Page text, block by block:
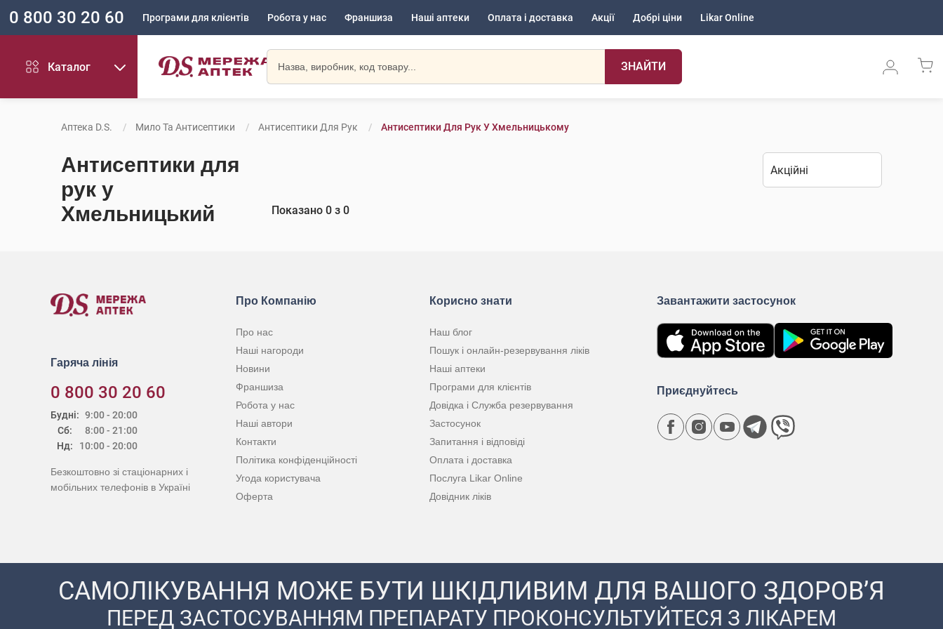
0 800 30 20 60 Програми для клієнтів Робота у нас Франшиза Наші аптеки Оплата і доставка Акції Добрі ціни Likar Online
Каталог ЗНАЙТИ
Аптека D.S. Мило Та Антисептики Антисептики Для Рук Антисептики Для Рук У Хмельницькому
Антисептики для
рук у
Хмельницький
Показано 0 з 0
Гаряча лінія
0 800 30 20 60
Будні:
Сб:
Нд:
9:00 - 20:00
8:00 - 21:00
10:00 - 20:00
Безкоштовно зі стаціонарних і
мобільних телефонів в Україні
Про Компанію
Про нас
Наші нагороди
Новини
Франшиза
Робота у нас
Наші автори
Контакти
Політика конфіденційності
Угода користувача
Оферта
Корисно знати
Наш блог
Пошук і онлайн-резервування ліків
Наші аптеки
Програми для клієнтів
Довідка і Служба резервування
Застосунок
Запитання і відповіді
Оплата і доставка
Послуга Likar Online
Довідник ліків
Завантажити застосунок
Приєднуйтесь
САМОЛІКУВАННЯ МОЖЕ БУТИ ШКІДЛИВИМ ДЛЯ ВАШОГО ЗДОРОВ’Я
ПЕРЕД ЗАСТОСУВАННЯМ ПРЕПАРАТУ ПРОКОНСУЛЬТУЙТЕСЯ З ЛІКАРЕМ